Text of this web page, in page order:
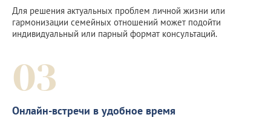
Для решения актуальных проблем личной жизни или
гармонизации семейных отношений может подойти
индивидуальный или парный формат консультаций.
03
Онлайн-встречи в удобное время